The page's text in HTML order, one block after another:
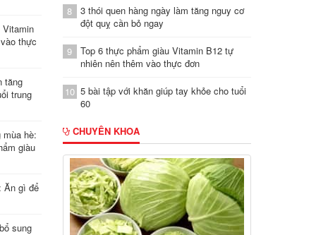
Vitamin
thực
tăng
trung
hè:
giàu
Ăn gì để
sung
8
3 thói quen hàng ngày làm tăng nguy cơ
đột quỵ cần bỏ ngay
9
Top 6 thực phẩm giàu Vitamin B12 tự
nhiên nên thêm vào thực đơn
10 5 bài tập với khăn giúp tay khỏe cho tuổi
60
CHUYÊN KHOA